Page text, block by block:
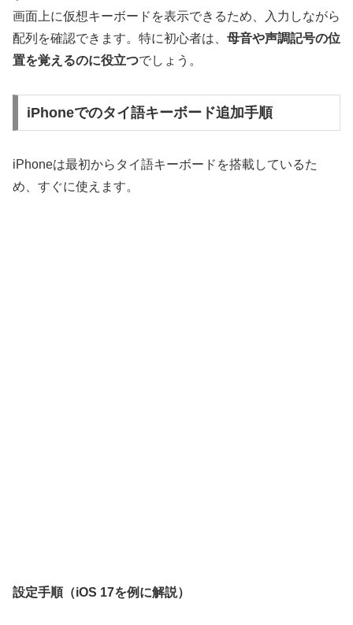
画面上に仮想キーボードを表示できるため、入力しながら
配列を確認できます。特に初心者は、 母音や声調記号の位
置を覚えるのに役立つでしょう。
iPhoneでのタイ語キーボード追加手順
iPhoneは最初からタイ語キーボードを搭載しているた
め、すぐに使えます。
設定手順（iOS 17を例に解説）